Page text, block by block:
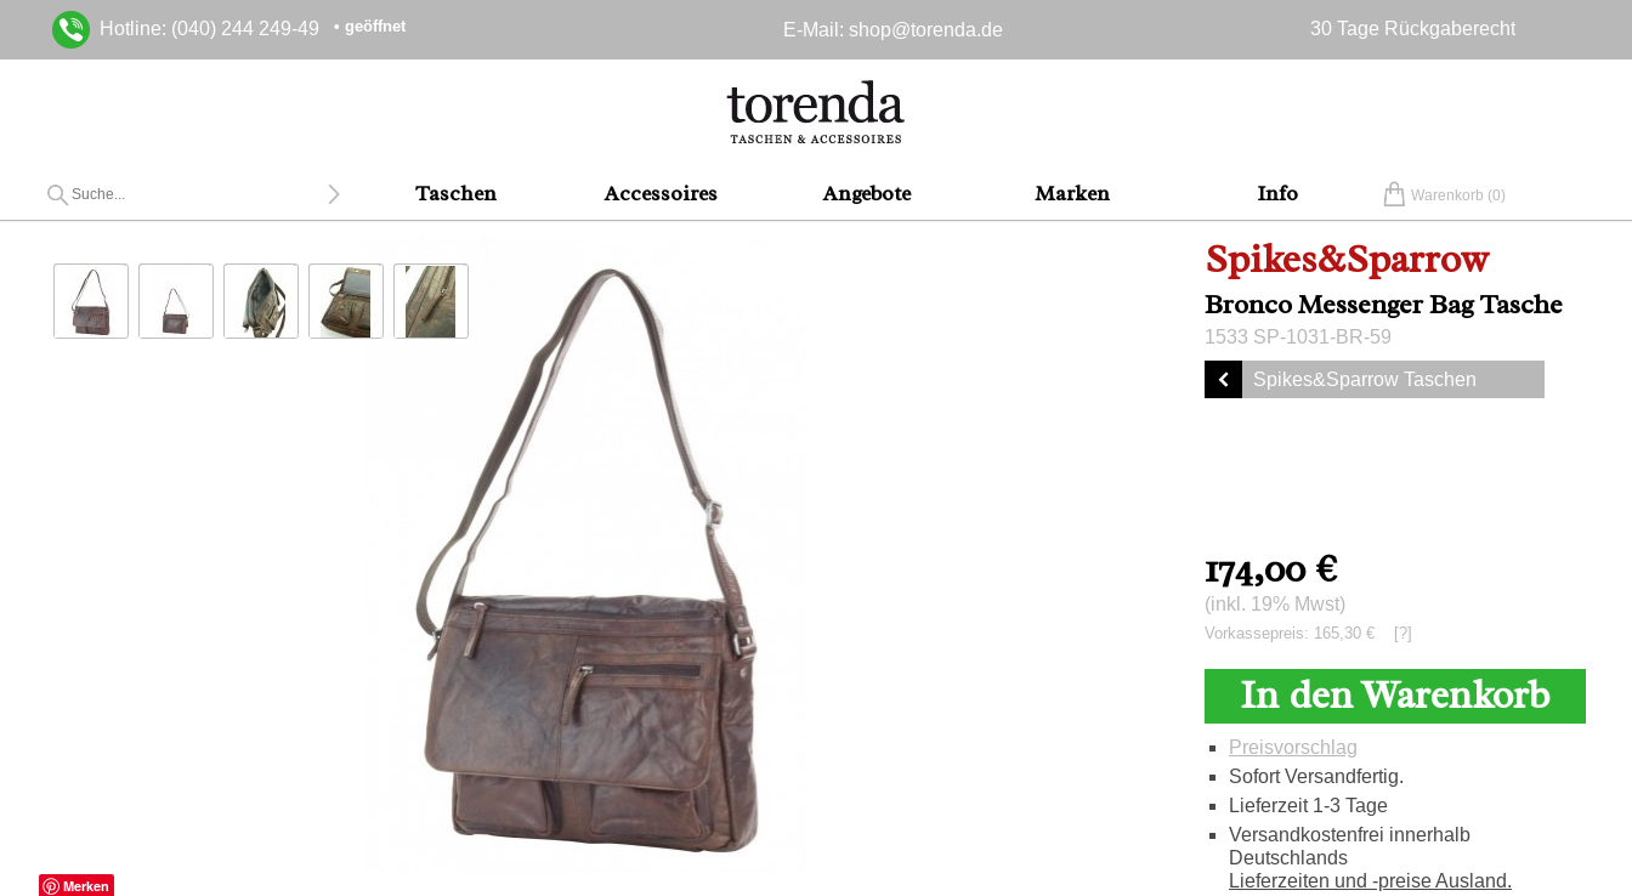
Hotline: (040) 244 249-49 • geöffnet E-Mail: shop@torenda.de
30 Tage Rückgaberecht
Taschen Accessoires Angebote Marken Info Warenkorb (0)
Spikes&Sparrow
Bronco Messenger Bag Tasche
1533 SP-1031-BR-59
Spikes&Sparrow Taschen
Merken
174,00 €
(inkl. 19% Mwst)
Vorkassepreis: 165,30 € [?]
In den Warenkorb
Preisvorschlag
Sofort Versandfertig.
Lieferzeit 1-3 Tage
Versandkostenfrei innerhalb
Deutschlands
Lieferzeiten und -preise Ausland.